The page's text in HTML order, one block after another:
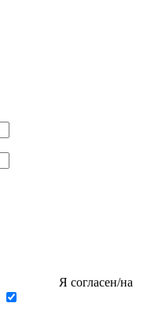
Я согласен/на